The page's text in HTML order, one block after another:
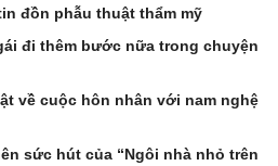
đồn phẫu thuật thẩm mỹ
đi thêm bước nữa trong chuyện
về cuộc hôn nhân với nam nghệ
sức hút của “Ngôi nhà nhỏ trên